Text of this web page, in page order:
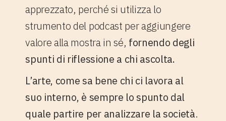
apprezzato, perché si utilizza lo
strumento del podcast per aggiungere
valore alla mostra in sé, fornendo degli
spunti di riflessione a chi ascolta.
L’arte, come sa bene chi ci lavora al
suo interno, è sempre lo spunto dal
quale partire per analizzare la società.